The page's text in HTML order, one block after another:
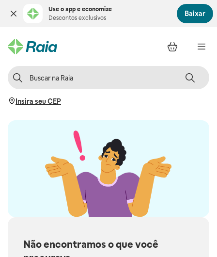
Use o app e economize
Descontos exclusivos
Baixar
Insira seu CEP
Não encontramos o que você